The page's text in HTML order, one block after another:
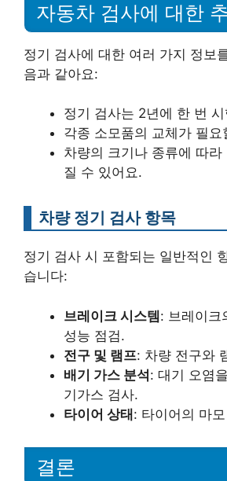
자동차 검사에 대한
정기 검사에 대한 여러 가지 정보
음과 같아요:
정기 검사는 2년에 한 번
각종 소모품의 교체가 필요
차량의 크기나 종류에 따
질 수 있어요.
차량 정기 검사 항목
정기 검사 시 포함되는 일반적인
습니다:
브레이크 시스템: 브레이크
성능 점검.
전구 및 램프: 차량 전구와
배기 가스 분석: 대기 오염
기가스 검사.
타이어 상태: 타이어의 마
결론